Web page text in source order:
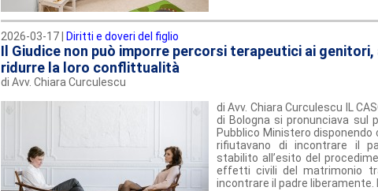
2026-03-17 | Diritti e doveri del figlio
Il Giudice non può imporre percorsi terapeutici ai
ridurre la loro conflittualità
di Avv. Chiara Curculescu
di Avv. Chiara Curculescu IL
di Bologna si pronunciava sul
Pubblico Ministero
rifiutavano di incontrare il
stabilito all’esito del
effetti civili del matrimonio
incontrare il padre liberamente. Il